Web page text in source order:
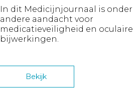
In dit Medicijnjournaal is onder
andere aandacht voor
medicatieveiligheid en oculaire
bijwerkingen.
Bekijk